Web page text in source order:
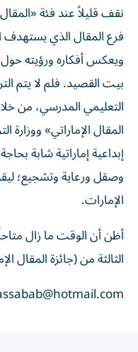
نقف قليلاً عند فئة
ويعكس أفكاره ورؤيته
بيت القصيد. فلم لا يتم
التعليمي المدرسي، من
المقال الإماراتي» ووزارة
إبداعية إماراتية شابة
وصقل ورعاية وتشجيع؛
الإمارات.
أظن أن الوقت ما زال
الثالثة من (جائزة المقال